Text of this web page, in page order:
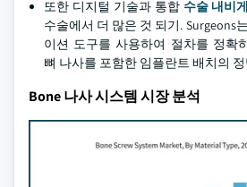
또한 디지털 기술과 통합 수술 내비
수술에서 더 많은 것 되기. Surgeons
이션 도구를 사용하여 절차를 정확
뼈 나사를 포함한 임플란트 배치의
Bone 나사 시스템 시장 분석